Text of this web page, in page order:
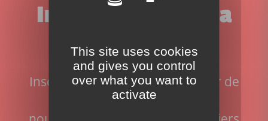
Inscrivez-vous à la
newsletter!
Inscrivez-vous pour ne rien rater de
l'actualité du site:
This site uses cookies
and gives you control
over what you want to
activate